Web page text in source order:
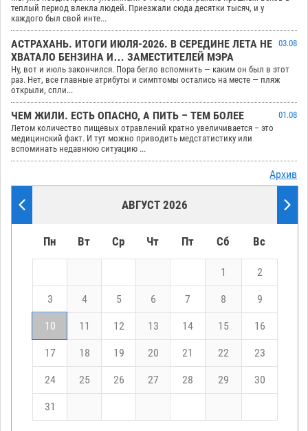
теплый период влекла людей. Приезжали сюда десятки тысяч, и у
каждого был свой инте...
АСТРАХАНЬ. ИТОГИ ИЮЛЯ-2026. В СЕРЕДИНЕ ЛЕТА НЕ
ХВАТАЛО БЕНЗИНА И… ЗАМЕСТИТЕЛЕЙ МЭРА
03.08
Ну, вот и июль закончился. Пора бегло вспомнить — каким он был в этот
раз. Нет, все главные атрибуты и симптомы остались на месте — пляж
открыли, спли...
ЧЕМ ЖИЛИ. ЕСТЬ ОПАСНО, А ПИТЬ – ТЕМ БОЛЕЕ
01.08
Летом количество пищевых отравлений кратно увеличивается – это
медицинский факт. И тут можно приводить медстатистику или
вспоминать недавнюю ситуацию ...
Архив
АВГУСТ 2026
Пн Вт Ср Чт Пт Сб Вс
1 2
3 4 5 6 7 8 9
10 11 12 13 14 15 16
17 18 19 20 21 22 23
24 25 26 27 28 29 30
31